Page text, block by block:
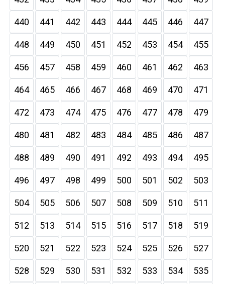
440 441 442 443 444 445 446 447
448 449 450 451 452 453 454 455
456 457 458 459 460 461 462 463
464 465 466 467 468 469 470 471
472 473 474 475 476 477 478 479
480 481 482 483 484 485 486 487
488 489 490 491 492 493 494 495
496 497 498 499 500 501 502 503
504 505 506 507 508 509 510 511
512 513 514 515 516 517 518 519
520 521 522 523 524 525 526 527
528 529 530 531 532 533 534 535